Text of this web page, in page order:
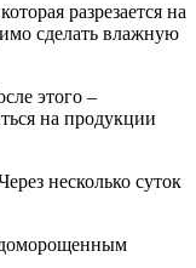
разрезается на
сделать влажную
этого –
на продукции
несколько суток
доморощенным